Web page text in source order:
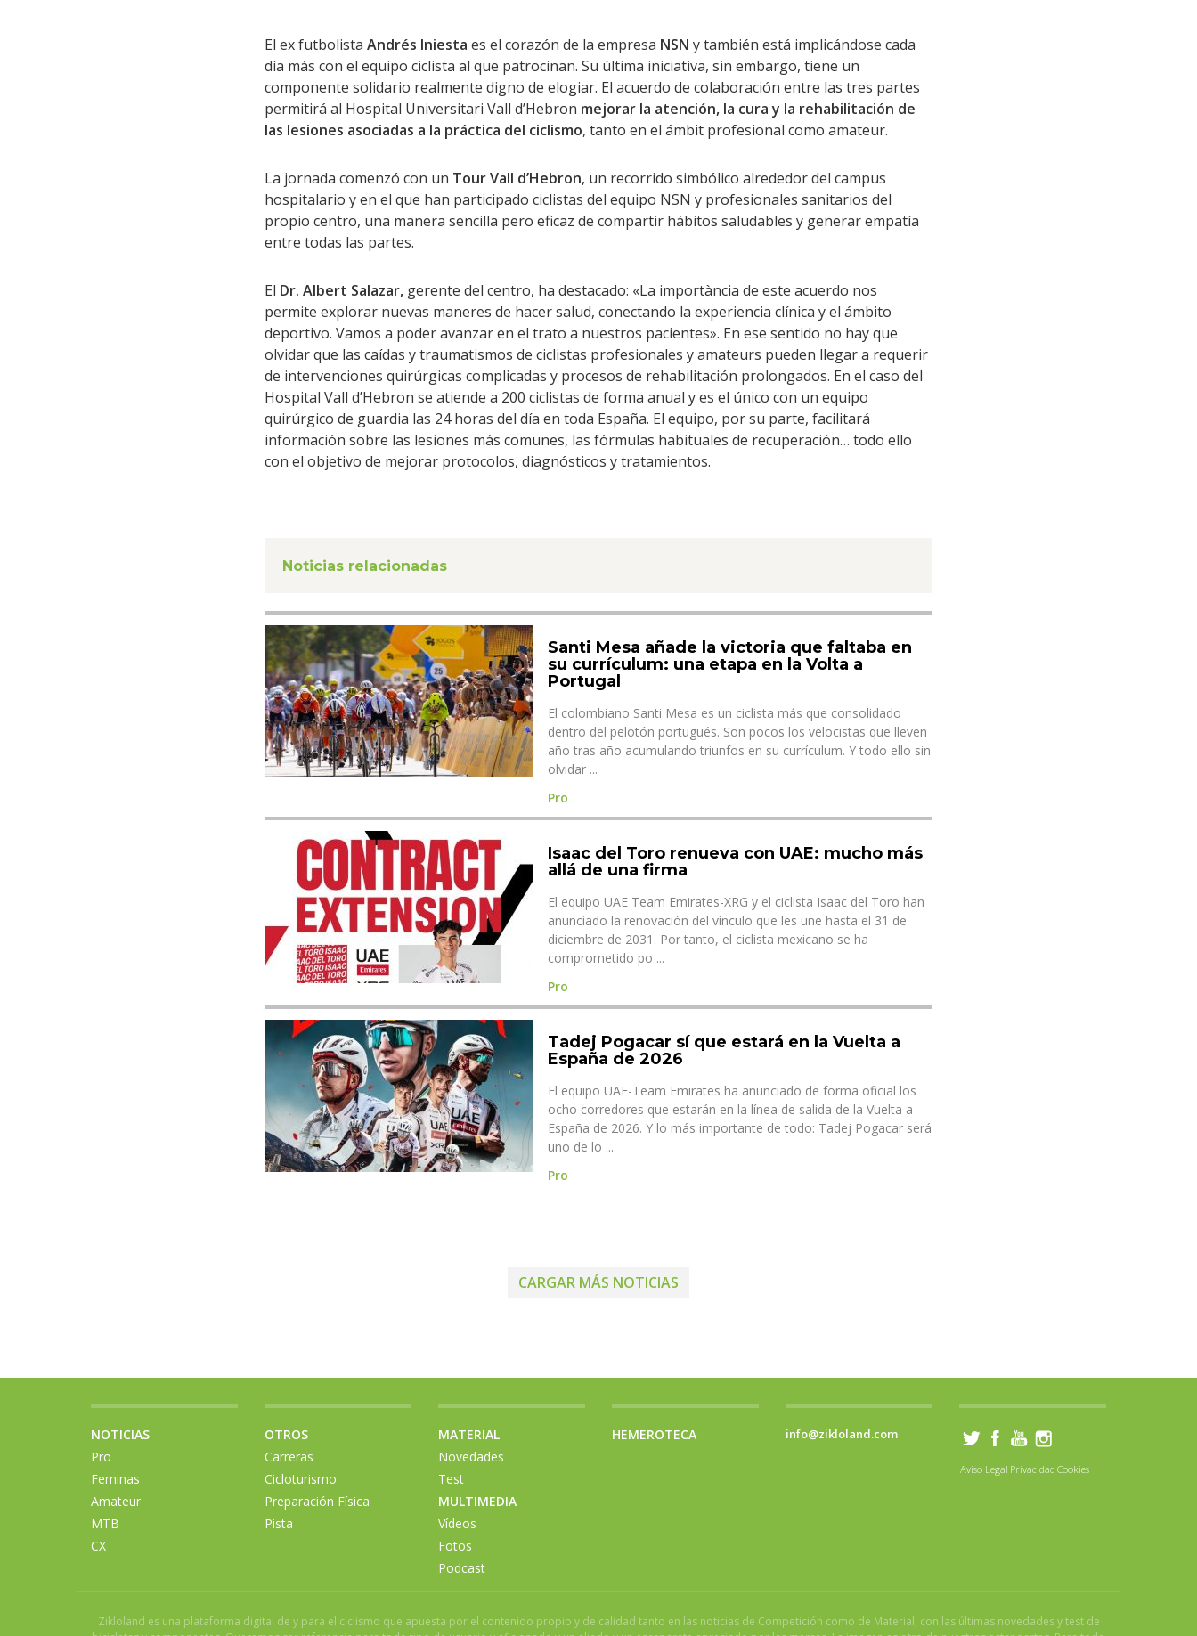
El ex futbolista Andrés Iniesta es el corazón de la empresa NSN y también está implicándose cada
día más con el equipo ciclista al que patrocinan. Su última iniciativa, sin embargo, tiene un
componente solidario realmente digno de elogiar. El acuerdo de colaboración entre las tres partes
permitirá al Hospital Universitari Vall d’Hebron mejorar la atención, la cura y la rehabilitación de
las lesiones asociadas a la práctica del ciclismo, tanto en el ámbit profesional como amateur.
La jornada comenzó con un Tour Vall d’Hebron, un recorrido simbólico alrededor del campus
hospitalario y en el que han participado ciclistas del equipo NSN y profesionales sanitarios del
propio centro, una manera sencilla pero eficaz de compartir hábitos saludables y generar empatía
entre todas las partes.
El Dr. Albert Salazar, gerente del centro, ha destacado: «La importància de este acuerdo nos
permite explorar nuevas maneres de hacer salud, conectando la experiencia clínica y el ámbito
deportivo. Vamos a poder avanzar en el trato a nuestros pacientes». En ese sentido no hay que
olvidar que las caídas y traumatismos de ciclistas profesionales y amateurs pueden llegar a requerir
de intervenciones quirúrgicas complicadas y procesos de rehabilitación prolongados. En el caso del
Hospital Vall d’Hebron se atiende a 200 ciclistas de forma anual y es el único con un equipo
quirúrgico de guardia las 24 horas del día en toda España. El equipo, por su parte, facilitará
información sobre las lesiones más comunes, las fórmulas habituales de recuperación… todo ello
con el objetivo de mejorar protocolos, diagnósticos y tratamientos.
Noticias relacionadas
Santi Mesa añade la victoria que faltaba en
su currículum: una etapa en la Volta a
Portugal
El colombiano Santi Mesa es un ciclista más que consolidado
dentro del pelotón portugués. Son pocos los velocistas que lleven
año tras año acumulando triunfos en su currículum. Y todo ello sin
olvidar ...
Pro
Isaac del Toro renueva con UAE: mucho más
allá de una firma
El equipo UAE Team Emirates-XRG y el ciclista Isaac del Toro han
anunciado la renovación del vínculo que les une hasta el 31 de
diciembre de 2031. Por tanto, el ciclista mexicano se ha
comprometido po ...
Pro
Tadej Pogacar sí que estará en la Vuelta a
España de 2026
El equipo UAE-Team Emirates ha anunciado de forma oficial los
ocho corredores que estarán en la línea de salida de la Vuelta a
España de 2026. Y lo más importante de todo: Tadej Pogacar será
uno de lo ...
Pro
CARGAR MÁS NOTICIAS
NOTICIAS
Pro
Feminas
Amateur
MTB
CX
OTROS
Carreras
Cicloturismo
Preparación Física
Pista
MATERIAL
Novedades
Test
MULTIMEDIA
Vídeos
Fotos
Podcast
HEMEROTECA info@zikloland.com
Aviso Legal Privacidad Cookies
Zikloland es una plataforma digital de y para el ciclismo que apuesta por el contenido propio y de calidad tanto en las noticias de Competición como de Material, con las últimas novedades y test de